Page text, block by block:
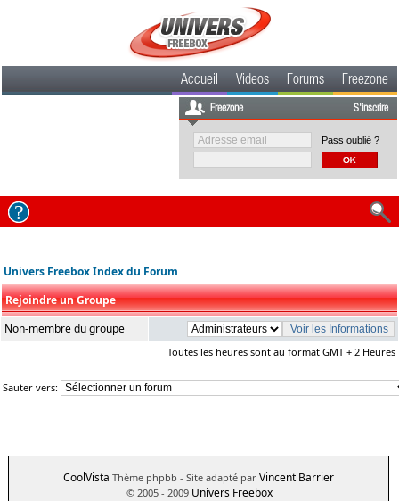
Accueil Videos Forums Freezone
Freezone S'inscrire
Pass oublié ?
Univers Freebox Index du Forum
Rejoindre un Groupe
Non-membre du groupe
Toutes les heures sont au format GMT + 2 Heures
Sauter vers:
CoolVista Thème phpbb - Site adapté par Vincent Barrier
© 2005 - 2009 Univers Freebox